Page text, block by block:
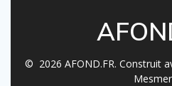
© 2026 AFOND.FR. Construit